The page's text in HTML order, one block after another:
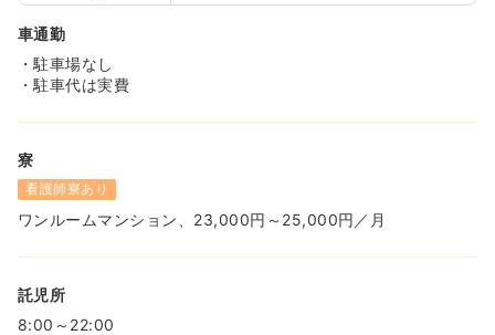
車通勤
・駐車場なし
・駐車代は実費
寮
看護師寮あり
ワンルームマンション、23,000円～25,000円／月
託児所
8:00～22:00